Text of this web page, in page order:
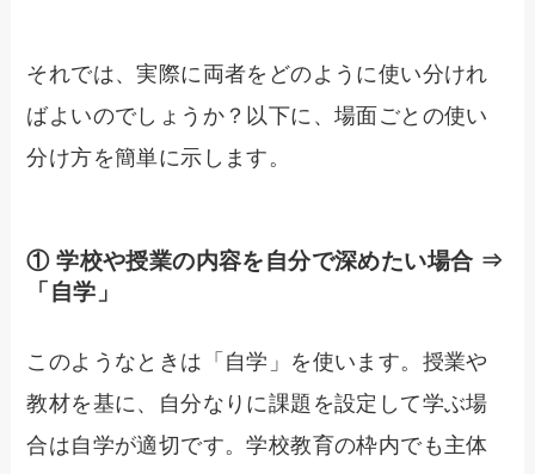
それでは、実際に両者をどのように使い分けれ
ばよいのでしょうか？以下に、場面ごとの使い
分け方を簡単に示します。
① 学校や授業の内容を自分で深めたい場合 ⇒
「自学」
このようなときは「自学」を使います。授業や
教材を基に、自分なりに課題を設定して学ぶ場
合は自学が適切です。学校教育の枠内でも主体